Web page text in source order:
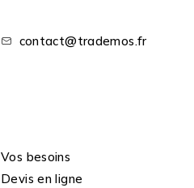
contact@trademos.fr
Vos besoins
Devis en ligne